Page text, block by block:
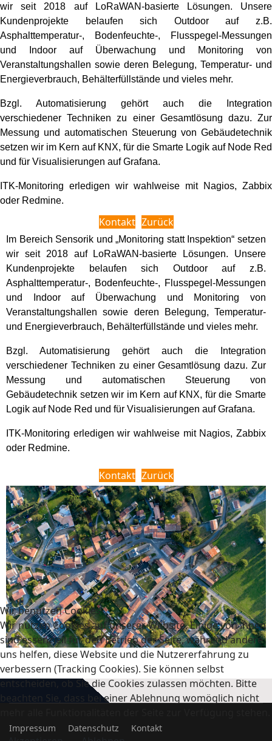
wir seit 2018 auf LoRaWAN-basierte Lösungen. Unsere
Kundenprojekte belaufen sich Outdoor auf z.B.
Asphalttemperatur-, Bodenfeuchte-, Flusspegel-Messungen
und Indoor auf Überwachung und Monitoring von
Veranstaltungshallen sowie deren Belegung, Temperatur- und
Energieverbrauch, Behälterfüllstände und vieles mehr.
Bzgl. Automatisierung gehört auch die Integration
verschiedener Techniken zu einer Gesamtlösung dazu. Zur
Messung und automatischen Steuerung von Gebäudetechnik
setzen wir im Kern auf KNX, für die Smarte Logik auf Node Red
und für Visualisierungen auf Grafana.
ITK-Monitoring erledigen wir wahlweise mit Nagios, Zabbix
oder Redmine.
Kontakt Zurück
Im Bereich Sensorik und „Monitoring statt Inspektion“ setzen
wir seit 2018 auf LoRaWAN-basierte Lösungen. Unsere
Kundenprojekte belaufen sich Outdoor auf z.B.
Asphalttemperatur-, Bodenfeuchte-, Flusspegel-Messungen
und Indoor auf Überwachung und Monitoring von
Veranstaltungshallen sowie deren Belegung, Temperatur-
und Energieverbrauch, Behälterfüllstände und vieles mehr.
Bzgl. Automatisierung gehört auch die Integration
verschiedener Techniken zu einer Gesamtlösung dazu. Zur
Messung und automatischen Steuerung von
Gebäudetechnik setzen wir im Kern auf KNX, für die Smarte
Logik auf Node Red und für Visualisierungen auf Grafana.
ITK-Monitoring erledigen wir wahlweise mit Nagios, Zabbix
oder Redmine.
Kontakt Zurück
Impressum Datenschutz Kontakt
Wir benutzen Cookies
Wir nutzen Cookies auf unserer Website. Einige von ihnen
sind essenziell für den Betrieb der Seite, während andere
uns helfen, diese Website und die Nutzererfahrung zu
verbessern (Tracking Cookies). Sie können selbst
entscheiden, ob Sie die Cookies zulassen möchten. Bitte
beachten Sie, dass bei einer Ablehnung womöglich nicht